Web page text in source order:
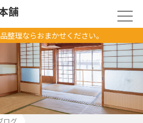
整理ならおまかせください。
舗
ログ